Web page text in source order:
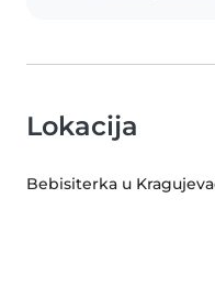
Lokacija
Bebisiterka u